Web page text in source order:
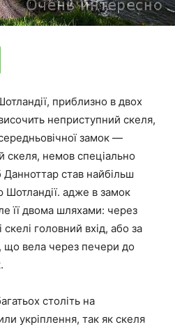
приблизно в двох
неприступний скеля,
замок —
скеля, немов спеціально
став найбільш
адже в замок
її двома шляхами: через
головний вхід, або за
що вела через печери до
століть на
укріплення, так як скеля